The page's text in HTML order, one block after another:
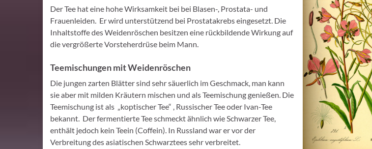
Der Tee hat eine hohe Wirksamkeit bei bei Blasen-, Prostata- und
Frauenleiden. Er wird unterstützend bei Prostatakrebs eingesetzt. Die
Inhaltstoffe des Weidenröschen besitzen eine rückbildende Wirkung auf
die vergrößerte Vorsteherdrüse beim Mann.
Teemischungen mit Weidenröschen
Die jungen zarten Blätter sind sehr säuerlich im Geschmack, man kann
sie aber mit milden Kräutern mischen und als Teemischung genießen. Die
Teemischung ist als „koptischer Tee“ , Russischer Tee oder Ivan-Tee
bekannt. Der fermentierte Tee schmeckt ähnlich wie Schwarzer Tee,
enthält jedoch kein Teein (Coffein). In Russland war er vor der
Verbreitung des asiatischen Schwarztees sehr verbreitet.